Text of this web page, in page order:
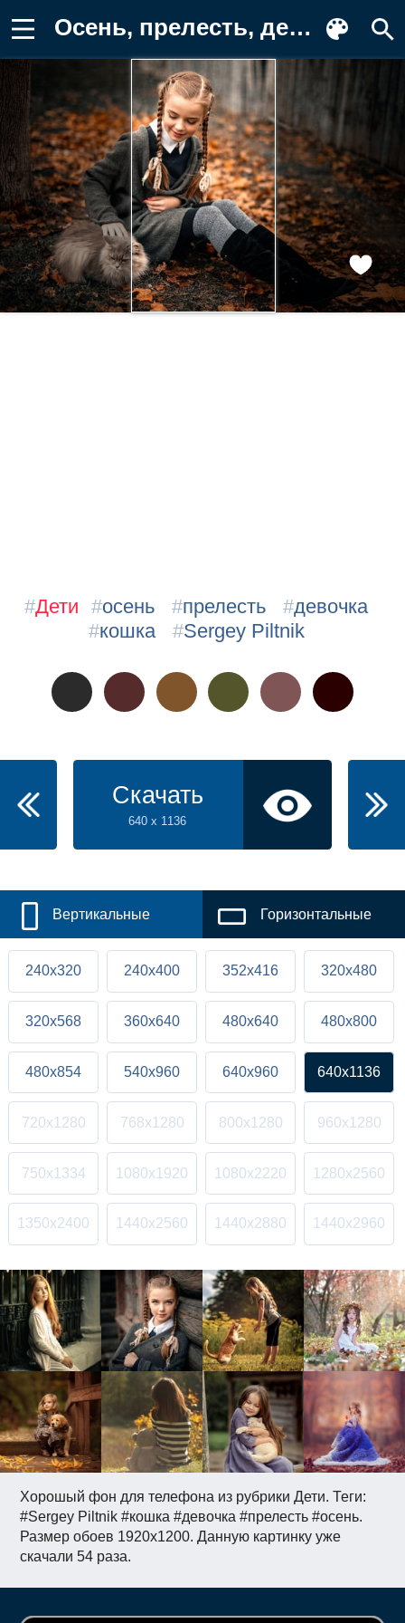
Осень, прелесть, девочка, кошка, Sergey Фон для телефона
Хорошый фон для телефона из рубрики Дети. Теги:
#Sergey Piltnik #кошка #девочка #прелесть #осень.
Размер обоев 1920x1200. Данную картинку уже
скачали 54 раза.
#Дети #осень #прелесть #девочка
#кошка #Sergey Piltnik
Скачать
640 x 1136
Вертикальные Горизонтальные
240x320 240x400 352x416 320x480
320x568 360x640 480x640 480x800
480x854 540x960 640x960 640x1136
720x1280 768x1280 800x1280 960x1280
750x1334 1080x1920 1080x2220 1280x2560
1350x2400 1440x2560 1440x2880 1440x2960